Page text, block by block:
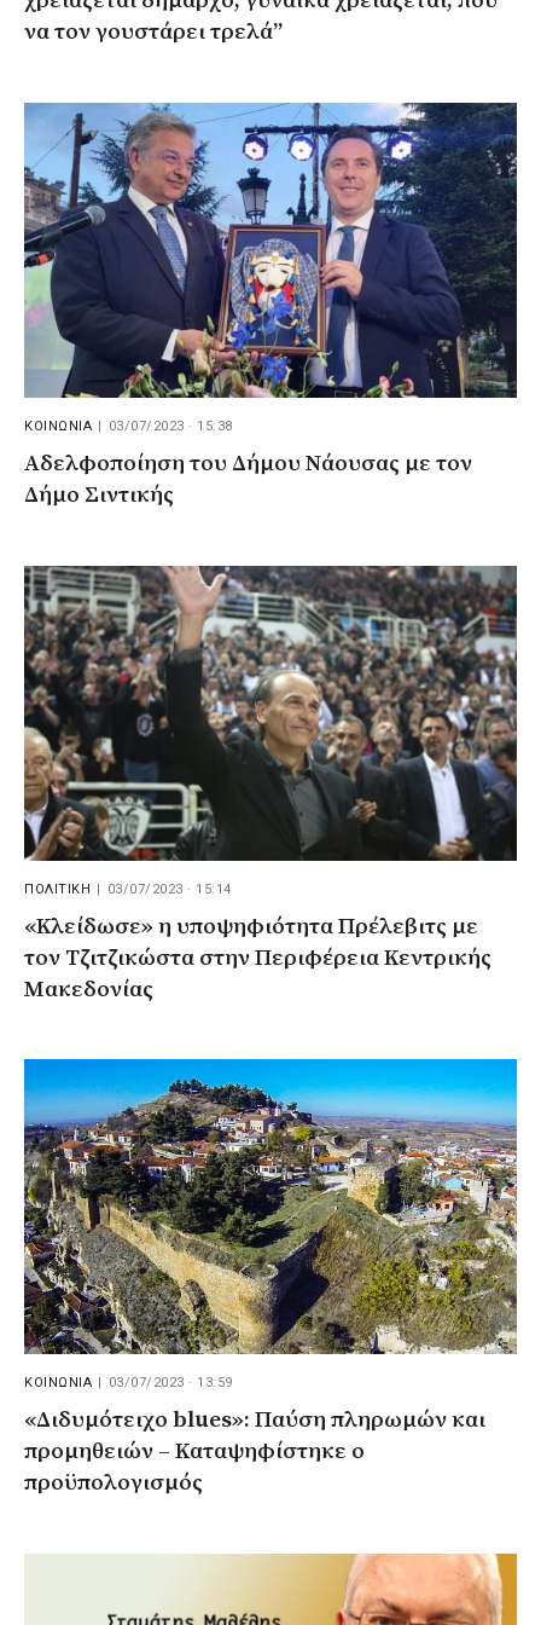
να τον γουστάρει τρελά”
ΚΟΙΝΩΝΙΑ | 03/07/2023 · 15:38
Αδελφοποίηση του Δήμου Νάουσας με τον
Δήμο Σιντικής
ΠΟΛΙΤΙΚΗ | 03/07/2023 · 15:14
«Κλείδωσε» η υποψηφιότητα Πρέλεβιτς με
τον Τζιτζικώστα στην Περιφέρεια Κεντρικής
Μακεδονίας
ΚΟΙΝΩΝΙΑ 03/07/2023 · 13:59
«Διδυμότειχο blues»: Παύση πληρωμών και
προμηθειών – Καταψηφίστηκε ο
προϋπολογισμός